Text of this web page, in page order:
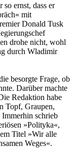
ernst, dass er
mit
Donald Tusk
drohe nicht, wohl
durch Wladimir
besorgte Frage, ob
Darüber machte
Redaktion habe
Topf, Graupen,
Immerhin schrieb
»Polityka«,
Titel »Wir alle
Weges«.